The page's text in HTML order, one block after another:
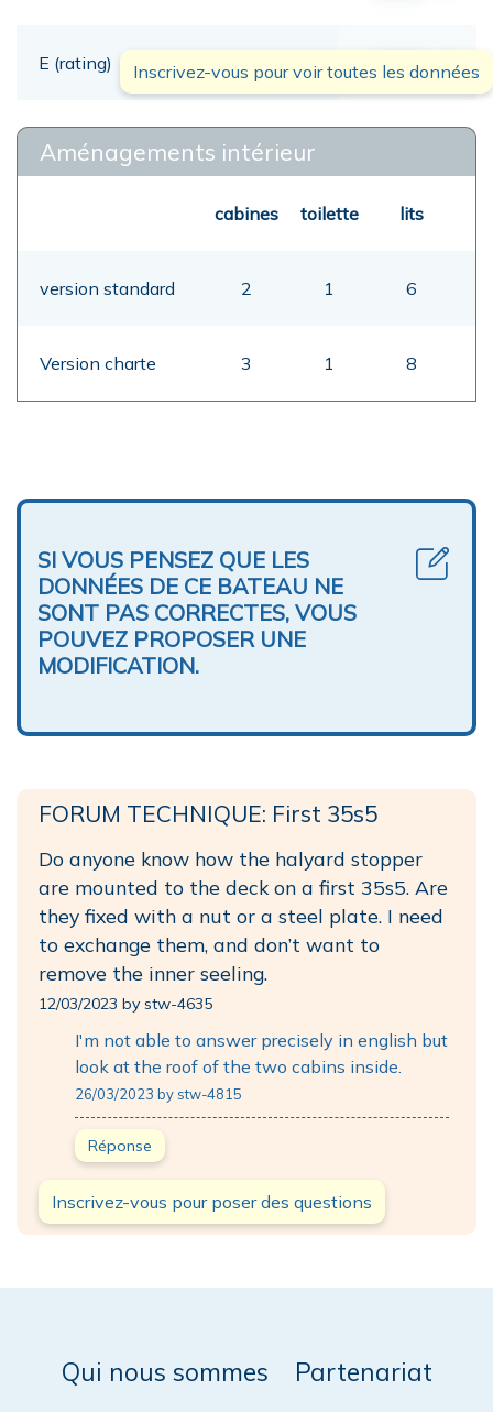
E (rating) 00,00
Inscrivez-vous pour voir toutes les données
Aménagements intérieur
cabines toilette lits
version standard 2 1 6
Version charte 3 1 8
SI VOUS PENSEZ QUE LES
DONNÉES DE CE BATEAU NE
SONT PAS CORRECTES, VOUS
POUVEZ PROPOSER UNE
MODIFICATION.
FORUM TECHNIQUE: First 35s5
Do anyone know how the halyard stopper
are mounted to the deck on a first 35s5. Are
they fixed with a nut or a steel plate. I need
to exchange them, and don’t want to
remove the inner seeling.
12/03/2023 by stw-4635
I'm not able to answer precisely in english but
look at the roof of the two cabins inside.
26/03/2023 by stw-4815
Réponse
Inscrivez-vous pour poser des questions
Qui nous sommes Partenariat